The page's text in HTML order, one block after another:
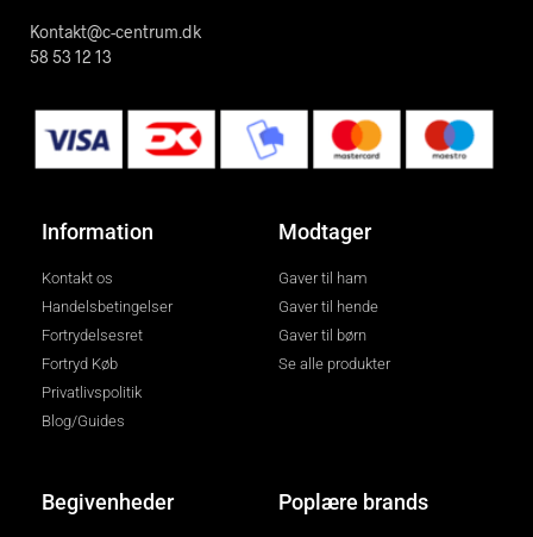
Kontakt@c-centrum.dk
58 53 12 13
Information
Kontakt os
Handelsbetingelser
Fortrydelsesret
Fortryd Køb
Privatlivspolitik
Blog/Guides
Modtager
Gaver til ham
Gaver til hende
Gaver til børn
Se alle produkter
Begivenheder Poplære brands